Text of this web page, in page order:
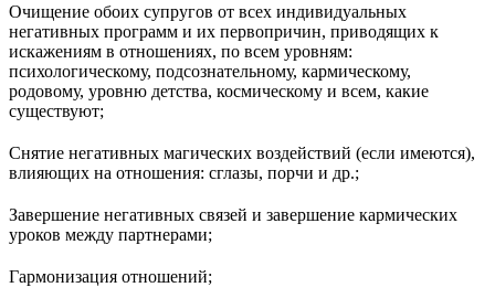
Очищение обоих супругов от всех индивидуальных
негативных программ и их первопричин, приводящих к
искажениям в отношениях, по всем уровням:
психологическому, подсознательному, кармическому,
родовому, уровню детства, космическому и всем, какие
существуют;
Снятие негативных магических воздействий (если имеются),
влияющих на отношения: сглазы, порчи и др.;
Завершение негативных связей и завершение кармических
уроков между партнерами;
Гармонизация отношений;